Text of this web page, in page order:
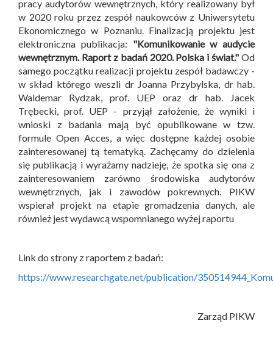
pracy audytorów wewnętrznych, który realizowany był
w 2020 roku przez zespół naukowców z Uniwersytetu
Ekonomicznego w Poznaniu. Finalizacją projektu jest
elektroniczna publikacja: "Komunikowanie w audycie
wewnętrznym. Raport z badań 2020. Polska i świat." Od
samego początku realizacji projektu zespół badawczy -
w skład którego weszli dr Joanna Przybylska, dr hab.
Waldemar Rydzak, prof. UEP oraz dr hab. Jacek
Trębecki, prof. UEP - przyjął założenie, że wyniki i
wnioski z badania mają być opublikowane w tzw.
formule Open Acces, a więc dostępne każdej osobie
zainteresowanej tą tematyką. Zachęcamy do dzielenia
się publikacją i wyrażamy nadzieję, że spotka się ona z
zainteresowaniem zarówno środowiska audytorów
wewnętrznych, jak i zawodów pokrewnych. PIKW
wspierał projekt na etapie gromadzenia danych, ale
również jest wydawcą wspomnianego wyżej raportu
Link do strony z raportem z badań:
https://www.researchgate.net/publication/
Zarząd PIKW